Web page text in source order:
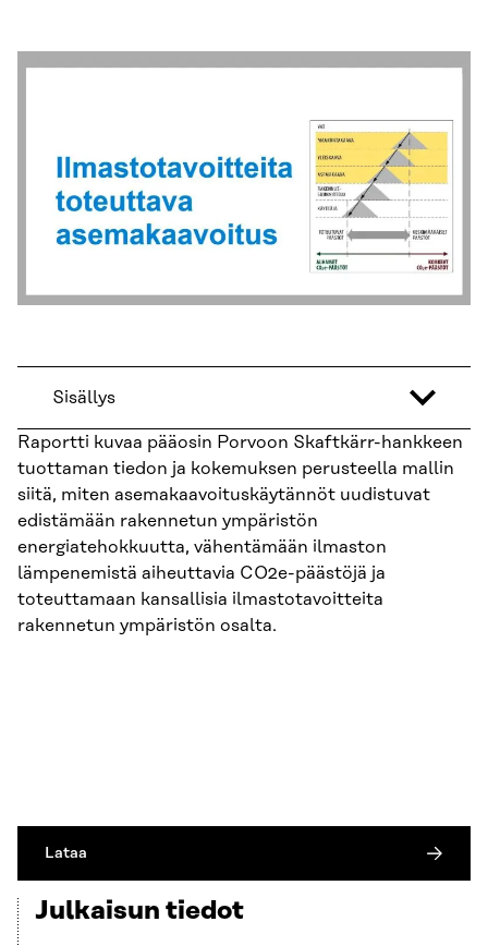
Sisällys
Raportti kuvaa pääosin Porvoon Skaftkärr-hankkeen
tuottaman tiedon ja kokemuksen perusteella mallin
siitä, miten asemakaavoituskäytännöt uudistuvat
edistämään rakennetun ympäristön
energiatehokkuutta, vähentämään ilmaston
lämpenemistä aiheuttavia CO2e-päästöjä ja
toteuttamaan kansallisia ilmastotavoitteita
rakennetun ympäristön osalta.
Lataa
Julkaisun tiedot